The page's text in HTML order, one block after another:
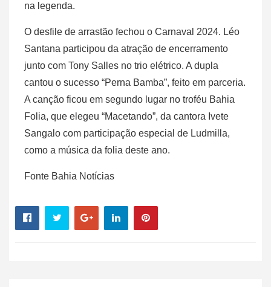
na legenda.
O desfile de arrastão fechou o Carnaval 2024. Léo
Santana participou da atração de encerramento
junto com Tony Salles no trio elétrico. A dupla
cantou o sucesso “Perna Bamba”, feito em parceria.
A canção ficou em segundo lugar no troféu Bahia
Folia, que elegeu “Macetando”, da cantora Ivete
Sangalo com participação especial de Ludmilla,
como a música da folia deste ano.
Fonte Bahia Notícias